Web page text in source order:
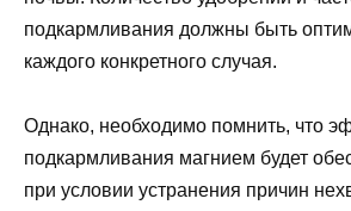
подкармливания должны быть
каждого конкретного случая.
Однако, необходимо помнить, что
подкармливания магнием будет
при условии устранения причин